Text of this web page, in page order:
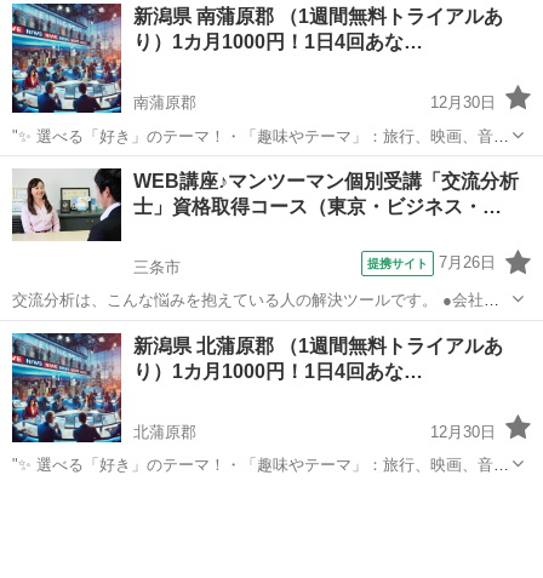
新潟県 南蒲原郡 （1週間無料トライアルあ
り）1カ月1000円！1日4回あな…
南蒲原郡
12月30日
"✨ 選べる「好き」のテーマ！・「趣味やテーマ」：旅行、映画、音
楽、ペットなど、好きなものをもっと楽しめる情報をお届けします。
⏰ 1日4回のタイムリーな配信 7:00: 目覚めの1通で1日を元気にスター
ト！12:0...
新潟 南蒲原郡 その他
WEB講座♪マンツーマン個別受講「交流分析
士」資格取得コース（東京・ビジネス・…
三条市 提携サイト 7月26日
交流分析は、こんな悩みを抱えている人の解決ツールです。 ●会社の
部下に、どう指導したらいいのか分からない。 部下のタイプによっ
て、上手く指導できたり、できなかったり。 ●人に優しくして、穏や
かに暮らしたいのに、イライラし...
新潟 三条市 心理学
新潟県 北蒲原郡 （1週間無料トライアルあ
り）1カ月1000円！1日4回あな…
北蒲原郡
12月30日
"✨ 選べる「好き」のテーマ！・「趣味やテーマ」：旅行、映画、音